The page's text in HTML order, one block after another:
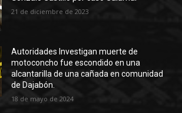
21 de diciembre de 2023
Autoridades Investigan muerte de
motoconcho fue escondido en una
alcantarilla de una cañada en comunidad
de Dajabón.
18 de mayo de 2024